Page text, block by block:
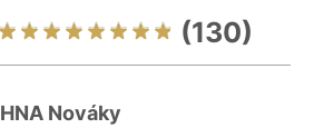
(130)
Nováky